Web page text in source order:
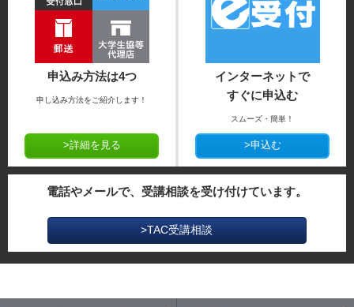
申込み方法は4つ
申し込み方法をご紹介します！
>詳細を見る
インターネットで
すぐに申込む
スムーズ・簡単！
>申込む
電話やメールで、受講相談を受け付けています。
>TAC受講相談